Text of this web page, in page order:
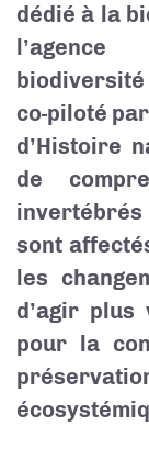
dédié à la
biodiversité
co-piloté
d’Histoire
de
invertébrés
sont
les
d’agir
pour la